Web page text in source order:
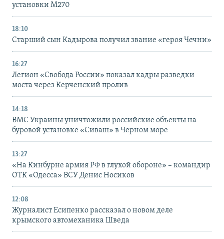
установки M270
18:10
Старший сын Кадырова получил звание «героя Чечни»
16:27
Легион «Свобода России» показал кадры разведки
моста через Керченский пролив
14:18
ВМС Украины уничтожили российские объекты на
буровой установке «Сиваш» в Черном море
13:27
«На Кинбурне армия РФ в глухой обороне» – командир
ОТК «Одесса» ВСУ Денис Носиков
12:08
Журналист Есипенко рассказал о новом деле
крымского автомеханика Шведа